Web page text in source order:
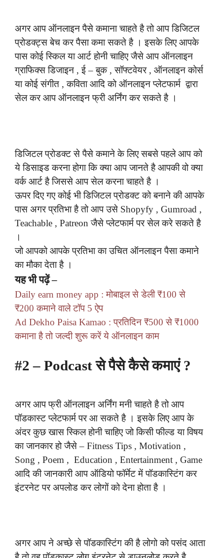
अगर आप ऑनलाइन पैसे कमाना चाहते है तो आप डिजिटल
प्रोडक्ट्स बेच कर पैसा कमा सकते है । इसके लिए आपके
पास कोई स्किल या आर्ट होनी चाहिए जैसे आप ऑनलाइन
ग्राफिक्स डिजाइन , ई – बुक , सॉफ्टवेयर , ऑनलाइन कोर्स
या कोई संगीत , कविता आदि को ऑनलाइन प्लेटफार्म द्वारा
सेल कर आप ऑनलाइन फ्री अर्निंग कर सकते है ।
डिजिटल प्रोडक्ट से पैसे कमाने के लिए सबसे पहले आप को
ये डिसाइड करना होगा कि क्या आप जानते है आपकी वो क्या
वर्क आर्ट है जिससे आप सेल करना चाहते है ।
ऊपर दिए गए कोई भी डिजिटल प्रोडक्ट को बनाने की आपके
पास अगर प्रतिभा है तो आप उसे Shopyfy , Gumroad ,
Teachable , Patreon जैसे प्लेटफार्म पर सेल करे सकते है
।
जो आपको आपके प्रतिभा का उचित ऑनलाइन पैसा कमाने
का मौका देता है ।
यह भी पढ़ें –
Daily earn money app : मोबाइल से डेली ₹100 से
₹200 कमाने वाले टॉप 5 ऐप
Ad Dekho Paisa Kamao : प्रतिदिन ₹500 से ₹1000
कमाना है तो जल्दी शुरू करें ये ऑनलाइन काम
#2 – Podcast से पैसे कैसे कमाएं ?
अगर आप फ्री ऑनलाइन अर्निंग मनी चाहते है तो आप
पॉडकास्ट प्लेटफार्म पर आ सकते है । इसके लिए आप के
अंदर कुछ खास स्किल होनी चाहिए जो किसी फील्ड या विषय
का जानकार हो जैसे – Fitness Tips , Motivation ,
Song , Poem , Education , Entertainment , Game
आदि की जानकारी आप ऑडियो फॉर्मेट में पॉडकास्टिंग कर
इंटरनेट पर अपलोड कर लोगों को देना होता है ।
अगर आप ने अच्छे से पॉडकास्टिंग की है लोगो को पसंद आता